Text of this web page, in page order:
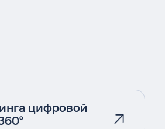
цифровой